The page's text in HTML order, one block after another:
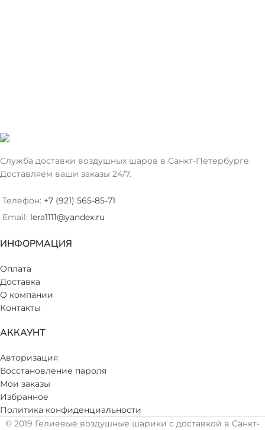
Служба доставки воздушных шаров в Санкт-Петербурге.
Доставляем ваши заказы 24/7.
Телефон: +7 (921) 565-85-71
Email: lera1111@yandex.ru
ИНФОРМАЦИЯ
Оплата
Доставка
О компании
Контакты
АККАУНТ
Авторизация
Восстановление пароля
Мои заказы
Избранное
Политика конфиденциальности
© 2019 Гелиевые воздушные шарики с доставкой в Санкт-